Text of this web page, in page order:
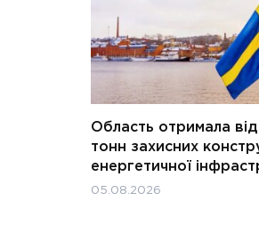
Область отримала від
тонн захисних
енергетичної
05.08.2026